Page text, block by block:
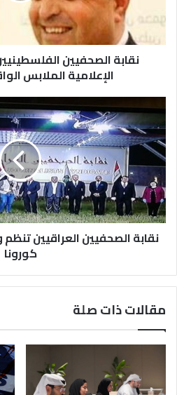
نقابة الصحفيين
الإعلامية الملابس
نقابة الصحفيين العراقيين
كورونا
مقالات ذات صلة